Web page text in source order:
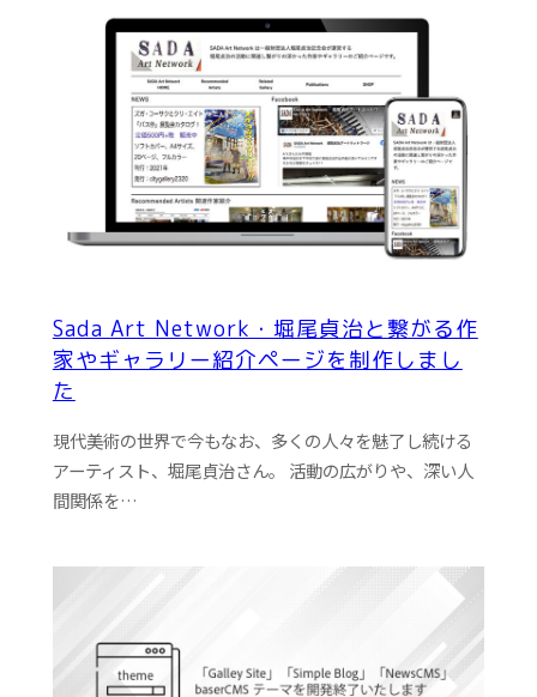
Sada Art Network・堀尾貞治と繋がる作
家やギャラリー紹介ページを制作しまし
た
現代美術の世界で今もなお、多くの人々を魅了し続ける
アーティスト、堀尾貞治さん。 活動の広がりや、深い人
間関係を…